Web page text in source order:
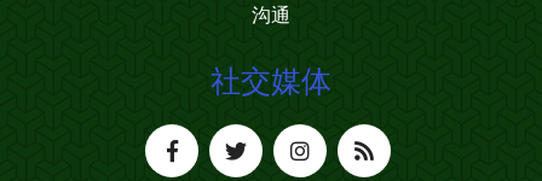
沟通
社交媒体